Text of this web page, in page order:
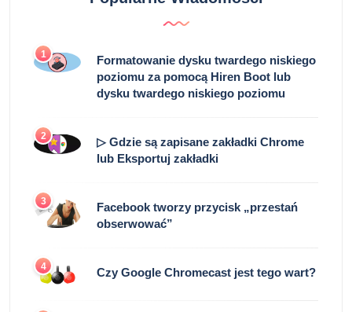
1
Formatowanie dysku twardego niskiego
poziomu za pomocą Hiren Boot lub
dysku twardego niskiego poziomu
2
▷ Gdzie są zapisane zakładki Chrome
lub Eksportuj zakładki
3
Facebook tworzy przycisk „przestań
obserwować”
4 Czy Google Chromecast jest tego wart?